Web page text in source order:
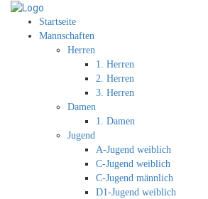
Startseite
Mannschaften
Herren
1. Herren
2. Herren
3. Herren
Damen
1. Damen
Jugend
A-Jugend weiblich
C-Jugend weiblich
C-Jugend männlich
D1-Jugend weiblich